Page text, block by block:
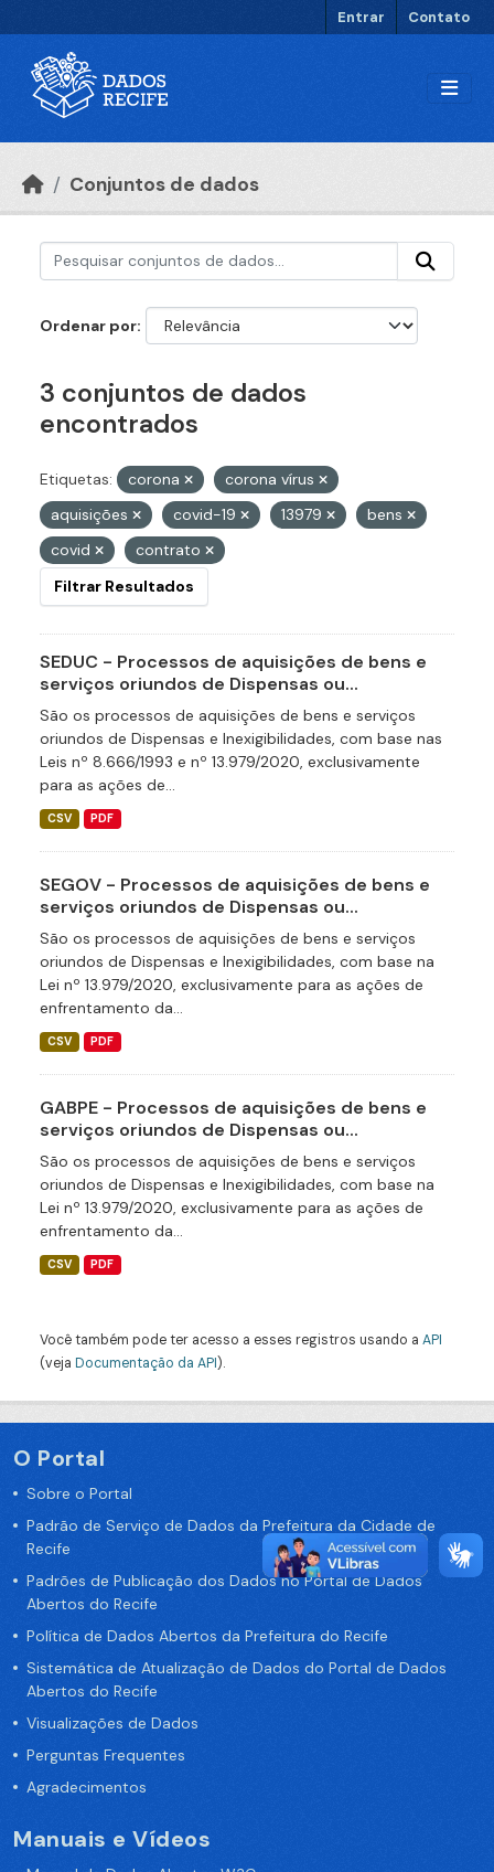
Entrar Contato
Conjuntos de dados
Ordenar por
3 conjuntos de dados
encontrados
Etiquetas: corona
corona vírus
aquisições
covid-19 13979
bens
covid
contrato
Filtrar Resultados
SEDUC - Processos de aquisições de bens e
serviços oriundos de Dispensas ou...
São os processos de aquisições de bens e serviços
oriundos de Dispensas e Inexigibilidades, com base nas
Leis nº 8.666/1993 e nº 13.979/2020, exclusivamente
para as ações de...
CSV PDF
SEGOV - Processos de aquisições de bens e
serviços oriundos de Dispensas ou...
São os processos de aquisições de bens e serviços
oriundos de Dispensas e Inexigibilidades, com base na
Lei nº 13.979/2020, exclusivamente para as ações de
enfrentamento da...
CSV PDF
GABPE - Processos de aquisições de bens e
serviços oriundos de Dispensas ou...
São os processos de aquisições de bens e serviços
oriundos de Dispensas e Inexigibilidades, com base na
Lei nº 13.979/2020, exclusivamente para as ações de
enfrentamento da...
CSV PDF
Você também pode ter acesso a esses registros usando a API
(veja Documentação da API).
O Portal
Sobre o Portal
Padrão de Serviço de Dados da Prefeitura da Cidade de
Recife
Padrões de Publicação dos Dados no Portal de Dados
Abertos do Recife
Política de Dados Abertos da Prefeitura do Recife
Sistemática de Atualização de Dados do Portal de Dados
Abertos do Recife
Visualizações de Dados
Perguntas Frequentes
Agradecimentos
Manuais e Vídeos